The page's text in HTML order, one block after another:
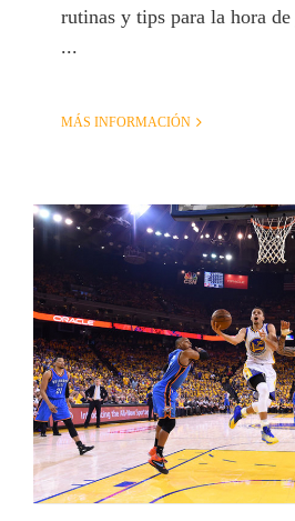
rutinas y tips para la hora
...
MÁS INFORMACIÓN